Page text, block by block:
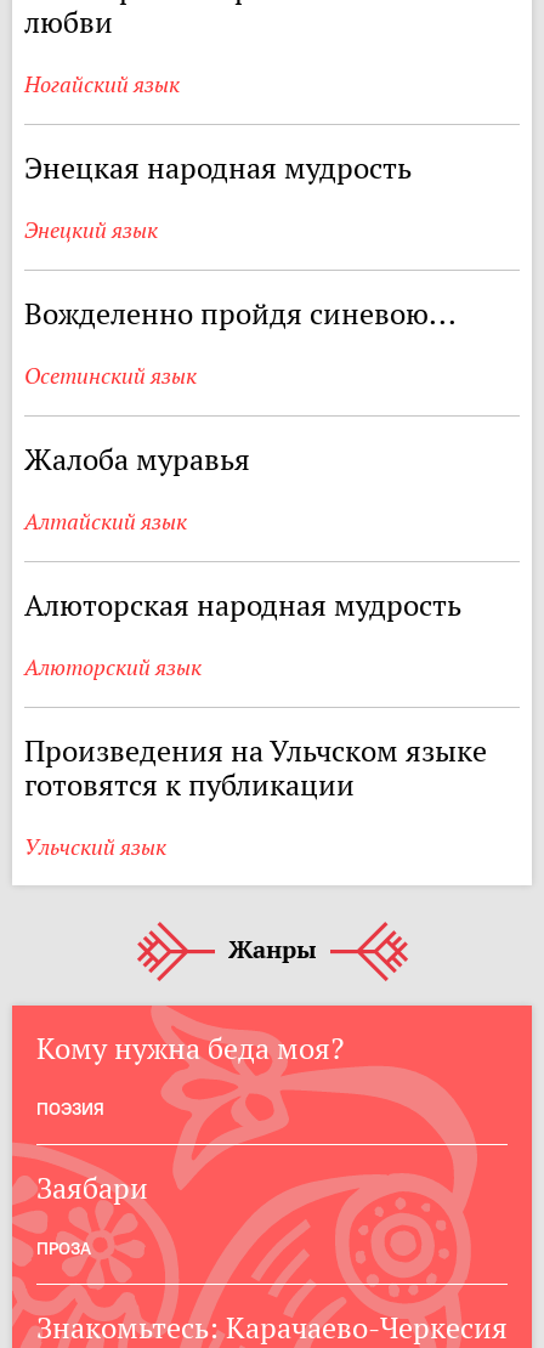
любви
Ногайский язык
Энецкая народная мудрость
Энецкий язык
Вожделенно пройдя синевою...
Осетинский язык
Жалоба муравья
Алтайский язык
Алюторская народная мудрость
Алюторский язык
Произведения на Ульчском языке
готовятся к публикации
Ульчский язык
Жанры
Кому нужна беда моя?
ПОЭЗИЯ
Заябари
ПРОЗА
Знакомьтесь: Карачаево-Черкесия